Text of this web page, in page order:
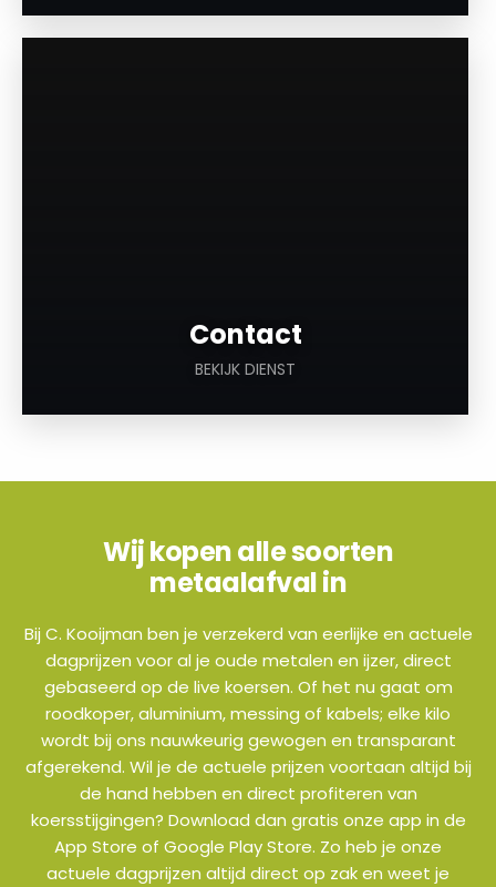
Contact
BEKIJK DIENST
Wij kopen alle soorten
metaalafval in
Bij C. Kooijman ben je verzekerd van eerlijke en actuele
dagprijzen voor al je oude metalen en ijzer, direct
gebaseerd op de live koersen. Of het nu gaat om
roodkoper, aluminium, messing of kabels; elke kilo
wordt bij ons nauwkeurig gewogen en transparant
afgerekend. Wil je de actuele prijzen voortaan altijd bij
de hand hebben en direct profiteren van
koersstijgingen? Download dan gratis onze app in de
App Store of Google Play Store. Zo heb je onze
actuele dagprijzen altijd direct op zak en weet je